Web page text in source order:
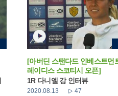
[아버딘 스탠다드 인베스트먼
레이디스 스코티시 오픈]
1R 다니엘 강 인터뷰
2020.08.13 47